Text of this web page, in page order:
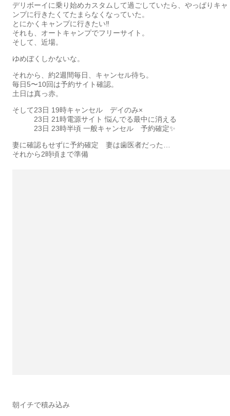
デリボーイに乗り始めカスタムして過ごしていたら、やっぱりキャ
ンプに行きたくてたまらなくなっていた。
とにかくキャンプに行きたい‼︎
それも、オートキャンプでフリーサイト。
そして、近場。
ゆめぼくしかないな。
それから、約2週間毎日、キャンセル待ち。
毎日5〜10回は予約サイト確認。
土日は真っ赤。
そして23日 19時キャンセル デイのみ×
23日 21時電源サイト 悩んでる最中に消える
23日 23時半頃 一般キャンセル 予約確定✨
妻に確認もせずに予約確定 妻は歯医者だった…
それから2時頃まで準備
朝イチで積み込み